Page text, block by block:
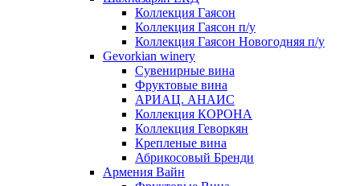
Коллекция Гаясон
Коллекция Гаясон п/у
Коллекция Гаясон Новогодняя п/у
Gevorkian winery
Сувенирные вина
Фруктовые вина
АРИАЦ. АНАИС
Коллекция КОРОНА
Коллекция Геворкян
Крепленые вина
Абрикосовый Бренди
Армения Вайн